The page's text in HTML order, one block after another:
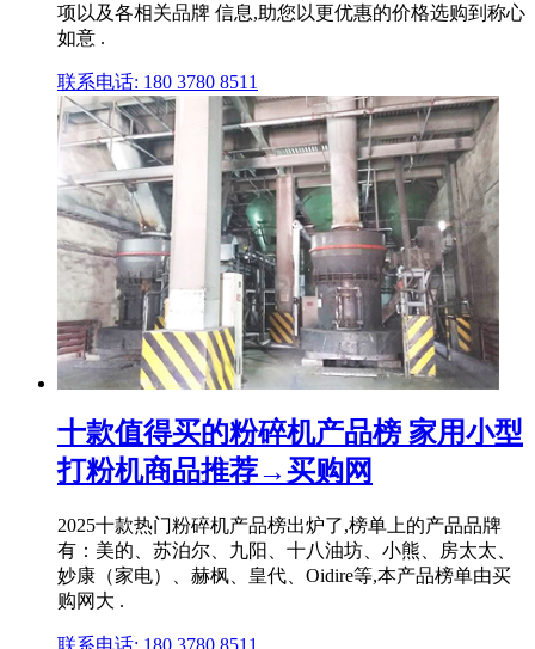
项以及各相关品牌 信息,助您以更优惠的价格选购到称心
如意 .
联系电话: 180 3780 8511
十款值得买的粉碎机产品榜 家用小型
打粉机商品推荐→买购网
2025十款热门粉碎机产品榜出炉了,榜单上的产品品牌
有：美的、苏泊尔、九阳、十八油坊、小熊、房太太、
妙康（家电）、赫枫、皇代、Oidire等,本产品榜单由买
购网大 .
联系电话: 180 3780 8511